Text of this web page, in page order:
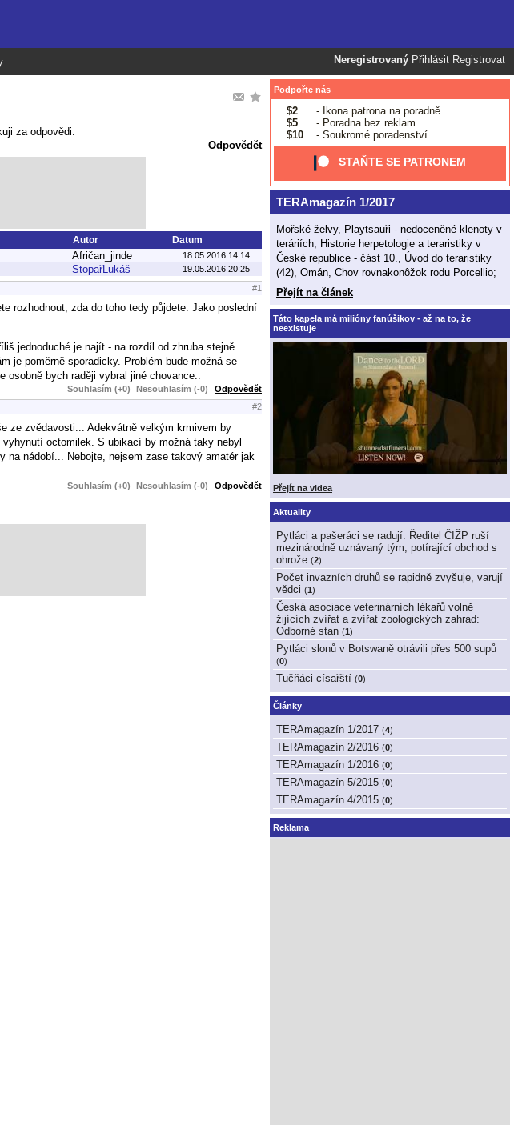
Neregistrovaný Přihlásit Registrovat
za odpovědi.
Odpovědět
Autor Datum
Afričan_jinde 18.05.2016 14:14
StopařLukáš 19.05.2016 20:25
#1
rozhodnout, zda do toho tedy půjdete. Jako poslední
jednoduché je najít - na rozdíl od zhruba stejně
je poměrně sporadicky. Problém bude možná se
bych raději vybral jiné chovance..
Souhlasím (+0) Nesouhlasím (-0) Odpovědět
#2
ze zvědavosti... Adekvátně velkým krmivem by
octomilek. S ubikací by možná taky nebyl
nádobí... Nebojte, nejsem zase takový amatér jak
Souhlasím (+0) Nesouhlasím (-0) Odpovědět
Podpořte nás
$2
- Ikona patrona na poradně
$5
- Poradna bez reklam
$10
- Soukromé poradenství
STAŇTE SE PATRONEM
TERAmagazín 1/2017
Mořské želvy, Playtsauři - nedoceněné klenoty v
teráriích, Historie herpetologie a teraristiky v
České republice - část 10., Úvod do teraristiky
(42), Omán, Chov rovnakonôžok rodu Porcellio;
Přejít na článek
Táto kapela má milióny fanúšikov - až na to, že
neexistuje
Přejít na videa
Aktuality
Pytláci a pašeráci se radují. Ředitel ČIŽP ruší
mezinárodně uznávaný tým, potírající obchod s
ohrože (2)
Počet invazních druhů se rapidně zvyšuje, varují
vědci (1)
Česká asociace veterinárních lékařů volně
žijících zvířat a zvířat zoologických zahrad:
Odborné stan (1)
Pytláci slonů v Botswaně otrávili přes 500 supů
(0)
Tučňáci císařští (0)
Články
TERAmagazín 1/2017 (4)
TERAmagazín 2/2016 (0)
TERAmagazín 1/2016 (0)
TERAmagazín 5/2015 (0)
TERAmagazín 4/2015 (0)
Reklama